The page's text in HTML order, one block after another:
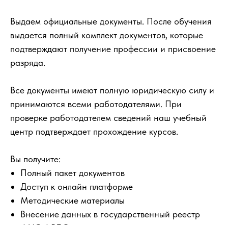
Выдаем официальные документы. После обучения
выдается полный комплект документов, которые
подтверждают получение профессии и присвоение
разряда.
Все документы имеют полную юридическую силу и
принимаются всеми работодателями. При
проверке работодателем сведений наш учебный
центр подтверждает прохождение курсов.
Вы получите:
Полный пакет документов
Доступ к онлайн платформе
Методические материалы
Внесение данных в государственный реестр